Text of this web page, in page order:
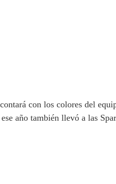
con los colores del
año también llevó a las